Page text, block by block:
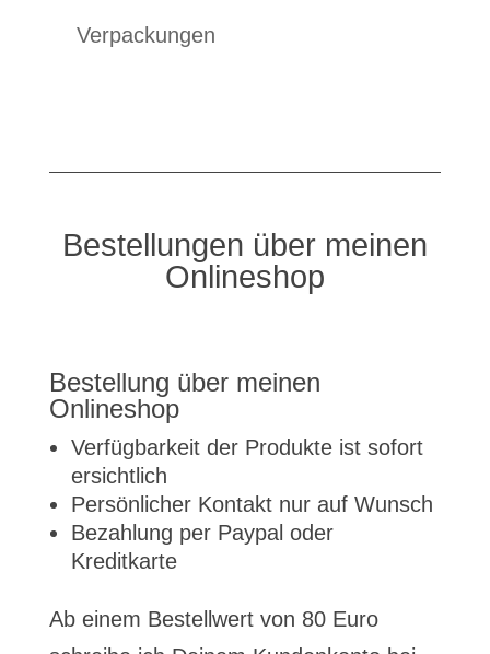
Verpackungen
Bestellungen über meinen
Onlineshop
Bestellung über meinen
Onlineshop
Verfügbarkeit der Produkte ist sofort
ersichtlich
Persönlicher Kontakt nur auf Wunsch
Bezahlung per Paypal oder
Kreditkarte
Ab einem Bestellwert von 80 Euro